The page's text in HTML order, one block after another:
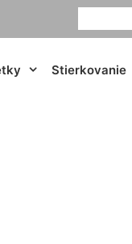
Stierkovanie